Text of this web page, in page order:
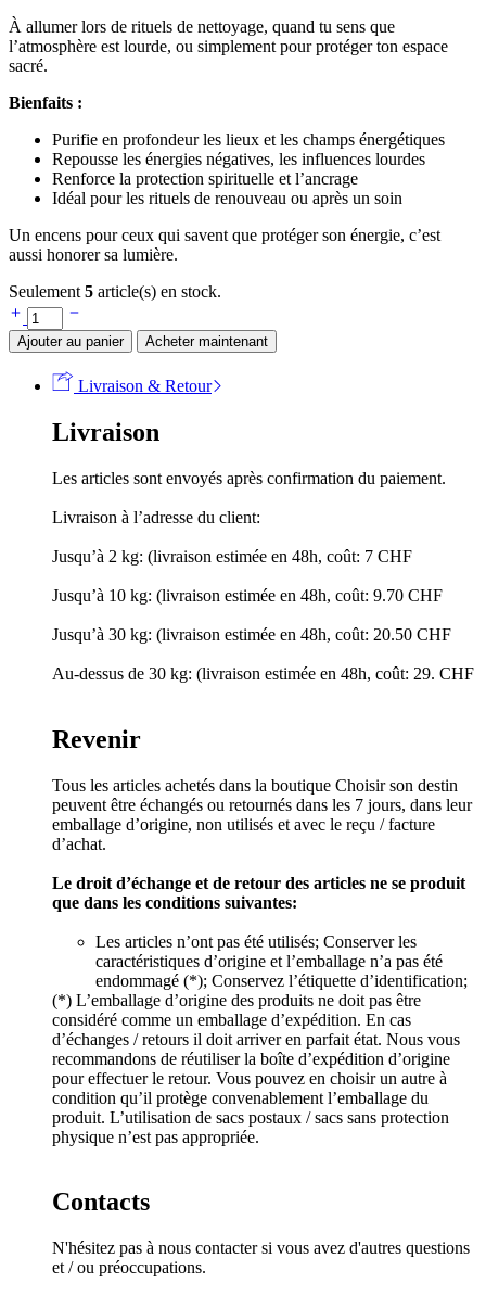
À allumer lors de rituels de nettoyage, quand tu sens que
l’atmosphère est lourde, ou simplement pour protéger ton espace
sacré.
Bienfaits :
Purifie en profondeur les lieux et les champs énergétiques
Repousse les énergies négatives, les influences lourdes
Renforce la protection spirituelle et l’ancrage
Idéal pour les rituels de renouveau ou après un soin
Un encens pour ceux qui savent que protéger son énergie, c’est
aussi honorer sa lumière.
Seulement 5 article(s) en stock.
Ajouter au panier Acheter maintenant
Livraison & Retour
Livraison
Les articles sont envoyés après confirmation du paiement.
Livraison à l’adresse du client:
Jusqu’à 2 kg: (livraison estimée en 48h, coût: 7 CHF
Jusqu’à 10 kg: (livraison estimée en 48h, coût: 9.70 CHF
Jusqu’à 30 kg: (livraison estimée en 48h, coût: 20.50 CHF
Au-dessus de 30 kg: (livraison estimée en 48h, coût: 29. CHF
Revenir
Tous les articles achetés dans la boutique Choisir son destin
peuvent être échangés ou retournés dans les 7 jours, dans leur
emballage d’origine, non utilisés et avec le reçu / facture
d’achat.
Le droit d’échange et de retour des articles ne se produit
que dans les conditions suivantes:
Les articles n’ont pas été utilisés; Conserver les
caractéristiques d’origine et l’emballage n’a pas été
endommagé (*); Conservez l’étiquette d’identification;
(*) L’emballage d’origine des produits ne doit pas être
considéré comme un emballage d’expédition. En cas
d’échanges / retours il doit arriver en parfait état. Nous vous
recommandons de réutiliser la boîte d’expédition d’origine
pour effectuer le retour. Vous pouvez en choisir un autre à
condition qu’il protège convenablement l’emballage du
produit. L’utilisation de sacs postaux / sacs sans protection
physique n’est pas appropriée.
Contacts
N'hésitez pas à nous contacter si vous avez d'autres questions
et / ou préoccupations.